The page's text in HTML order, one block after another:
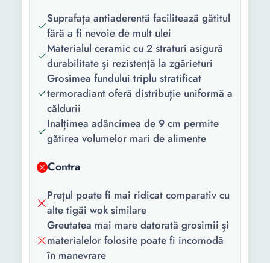
Tip maner:
Fix
Material:
Aluminiu
Material
interior:
PTFE
Functii:
Suprafata antiaderenta
Culoare:
Rosu
Diametru:
Adancime:
9 cm
Suprafața antiaderentă facilitează gătitul
fără a fi nevoie de mult ulei
Materialul ceramic cu 2 straturi asigură
durabilitate și rezistență la zgârieturi
Grosimea fundului triplu stratificat
termoradiant oferă distribuție uniformă a
căldurii
Inalțimea adâncimea de 9 cm permite
gătirea volumelor mari de alimente
Contra
Prețul poate fi mai ridicat comparativ cu
alte tigăi wok similare
Greutatea mai mare datorată grosimii și
materialelor folosite poate fi incomodă
în manevrare